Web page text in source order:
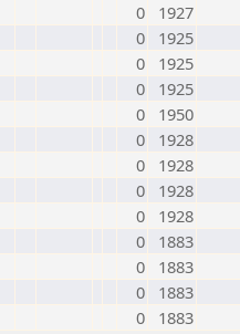
0
1927
0
1925
0
1925
0
1925
0
1950
0
1928
0
1928
0
1928
0
1928
0
1883
0
1883
0
1883
0 1883